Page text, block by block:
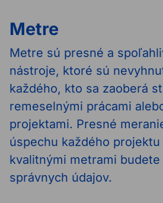
Metre
Metre sú presné a
nástroje, ktoré sú
každého, kto sa zaoberá
remeselnými prácami
projektami. Presné
úspechu každého projektu
kvalitnými metrami
správnych údajov.